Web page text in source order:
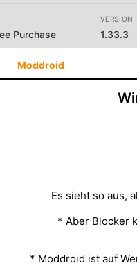
Purchase
VERSION
1.33.3
Moddroid
Es sieht so aus,
* Aber Blocker
* Moddroid ist auf